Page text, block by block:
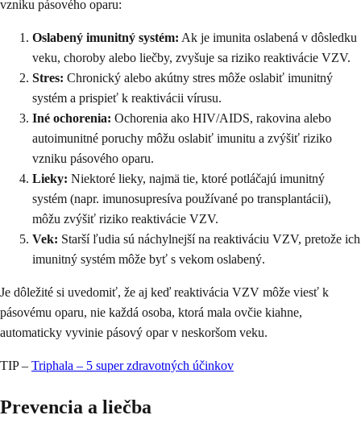
vzniku pásového oparu:
Oslabený imunitný systém: Ak je imunita oslabená v dôsledku
veku, choroby alebo liečby, zvyšuje sa riziko reaktivácie VZV.
Stres: Chronický alebo akútny stres môže oslabiť imunitný
systém a prispieť k reaktivácii vírusu.
Iné ochorenia: Ochorenia ako HIV/AIDS, rakovina alebo
autoimunitné poruchy môžu oslabiť imunitu a zvýšiť riziko
vzniku pásového oparu.
Lieky: Niektoré lieky, najmä tie, ktoré potláčajú imunitný
systém (napr. imunosupresíva používané po transplantácii),
môžu zvýšiť riziko reaktivácie VZV.
Vek: Starší ľudia sú náchylnejší na reaktiváciu VZV, pretože ich
imunitný systém môže byť s vekom oslabený.
Je dôležité si uvedomiť, že aj keď reaktivácia VZV môže viesť k
pásovému oparu, nie každá osoba, ktorá mala ovčie kiahne,
automaticky vyvinie pásový opar v neskoršom veku.
TIP – Triphala – 5 super zdravotných účinkov
Prevencia a liečba